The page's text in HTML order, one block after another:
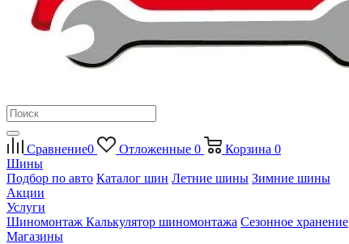
Сравнение0 Отложенные 0 Корзина 0
Шины
Подбор по авто Каталог шин Летние шины Зимние шины
Акции
Услуги
Шиномонтаж Калькулятор шиномонтажа Сезонное хранение
Магазины